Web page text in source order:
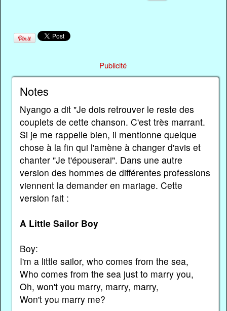
Publicité
Notes
Nyango a dit "Je dois retrouver le reste des
couplets de cette chanson. C'est très marrant.
Si je me rappelle bien, il mentionne quelque
chose à la fin qui l'amène à changer d'avis et
chanter "Je t'épouserai". Dans une autre
version des hommes de différentes professions
viennent la demander en mariage. Cette
version fait :
A Little Sailor Boy
Boy:
I'm a little sailor, who comes from the sea,
Who comes from the sea just to marry you,
Oh, won't you marry, marry, marry,
Won't you marry me?